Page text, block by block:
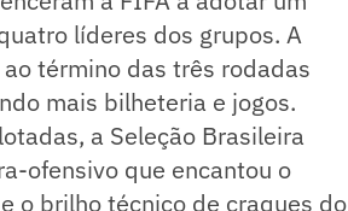
líderes dos grupos. A
término das três rodadas
mais bilheteria e jogos.
a Seleção Brasileira
ofensivo que encantou o
o brilho técnico de craques do